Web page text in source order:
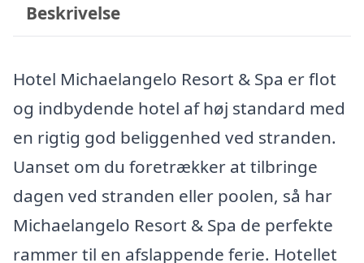
Beskrivelse
Hotel Michaelangelo Resort & Spa er flot
og indbydende hotel af høj standard med
en rigtig god beliggenhed ved stranden.
Uanset om du foretrækker at tilbringe
dagen ved stranden eller poolen, så har
Michaelangelo Resort & Spa de perfekte
rammer til en afslappende ferie. Hotellet